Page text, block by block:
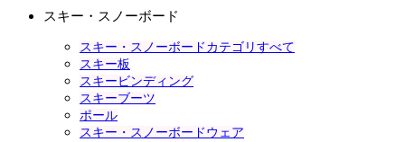
スキー・スノーボード
スキー・スノーボードカテゴリすべて
スキー板
スキービンディング
スキーブーツ
ポール
スキー・スノーボードウェア